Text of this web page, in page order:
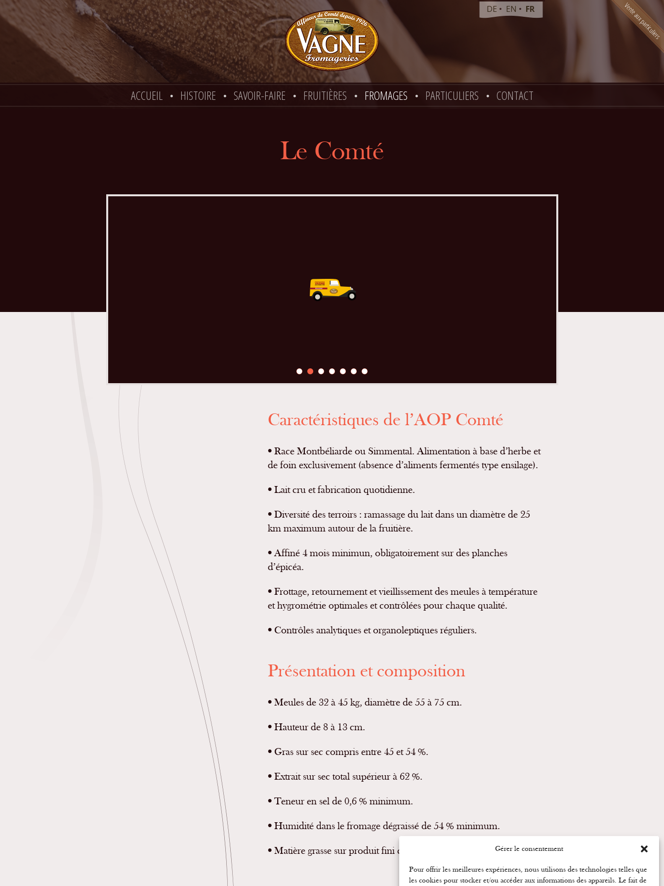
Gérer le consentement
Pour offrir les meilleures expériences, nous utilisons des technologies telles que
les cookies pour stocker et/ou accéder aux informations des appareils. Le fait de
DE EN FR
ACCUEIL HISTOIRE SAVOIR-FAIRE FRUITIÈRES FROMAGES PARTICULIERS CONTACT
Le Comté
Caractéristiques de l’AOP Comté
•Race Montbéliarde ou Simmental. Alimentation à base d’herbe et
de foin exclusivement (absence d’aliments fermentés type ensilage).
•Lait cru et fabrication quotidienne.
•Diversité des terroirs : ramassage du lait dans un diamètre de 25
km maximum autour de la fruitière.
•Affiné 4 mois minimun, obligatoirement sur des planches
d’épicéa.
•Frottage, retournement et vieillissement des meules à température
et hygrométrie optimales et contrôlées pour chaque qualité.
•Contrôles analytiques et organoleptiques réguliers.
Présentation et composition
•Meules de 32 à 45 kg, diamètre de 55 à 75 cm.
•Hauteur de 8 à 13 cm.
•Gras sur sec compris entre 45 et 54 %.
•Extrait sur sec total supérieur à 62 %.
•Teneur en sel de 0,6 % minimum.
•Humidité dans le fromage dégraissé de 54 % minimum.
•Matière grasse sur produit fini comprise entre 29 et 37 %.
NOUS CONTACTER